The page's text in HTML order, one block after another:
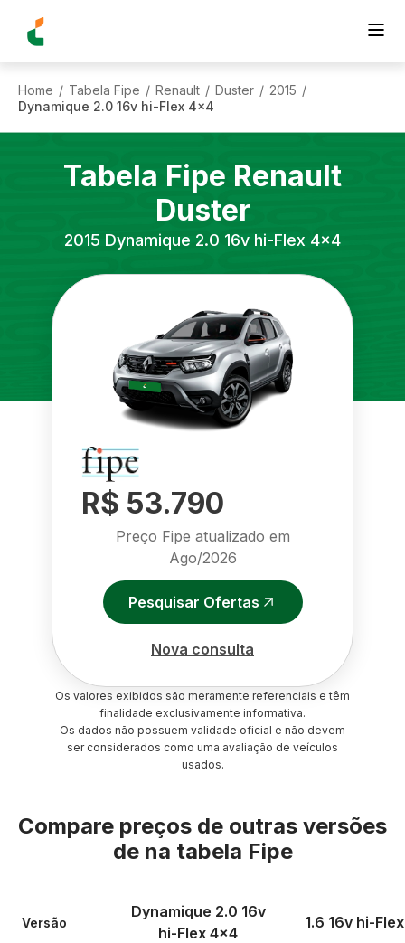
Home / Tabela Fipe / Renault / Duster / 2015 /
Dynamique 2.0 16v hi-Flex 4x4
Tabela Fipe Renault
Duster
2015 Dynamique 2.0 16v hi-Flex 4x4
R$ 53.790
Preço Fipe atualizado em
Ago/2026
Pesquisar Ofertas
Nova consulta
Os valores exibidos são meramente referenciais e têm
finalidade exclusivamente informativa.
Os dados não possuem validade oficial e não devem
ser considerados como uma avaliação de veículos
usados.
Compare preços de outras versões
de na tabela Fipe
Versão
Dynamique 2.0 16v
hi-Flex 4x4
1.6 16v hi-Flex